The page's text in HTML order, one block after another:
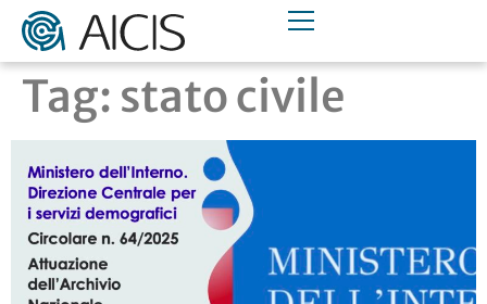
Tag: stato civile